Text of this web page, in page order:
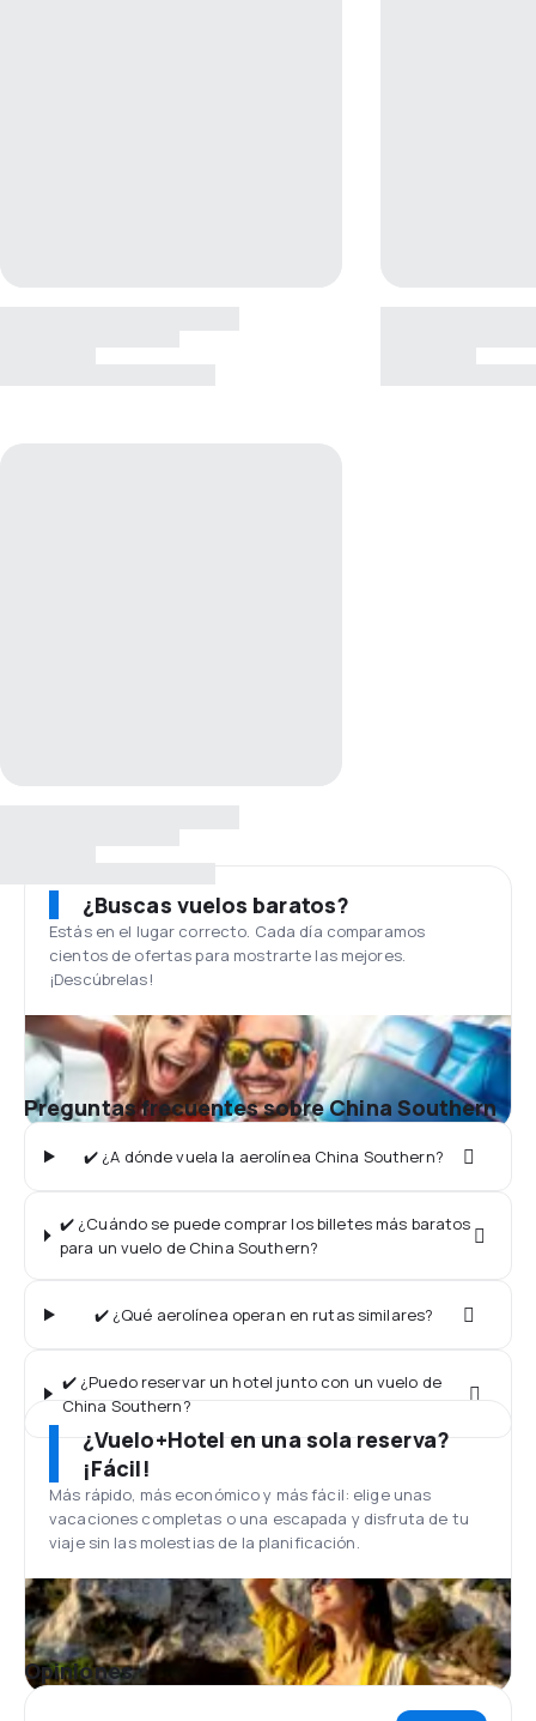
¿Buscas vuelos baratos?
Estás en el lugar correcto. Cada día comparamos
cientos de ofertas para mostrarte las mejores.
¡Descúbrelas!
Preguntas frecuentes sobre China Southern
✔️ ¿A dónde vuela la aerolínea China Southern?
✔️ ¿Cuándo se puede comprar los billetes más baratos
para un vuelo de China Southern?
✔️ ¿Qué aerolínea operan en rutas similares?
✔️ ¿Puedo reservar un hotel junto con un vuelo de
China Southern?
¿Vuelo+Hotel en una sola reserva?
¡Fácil!
Más rápido, más económico y más fácil: elige unas
vacaciones completas o una escapada y disfruta de tu
viaje sin las molestias de la planificación.
Opiniones